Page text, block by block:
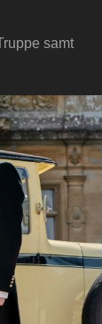
samt